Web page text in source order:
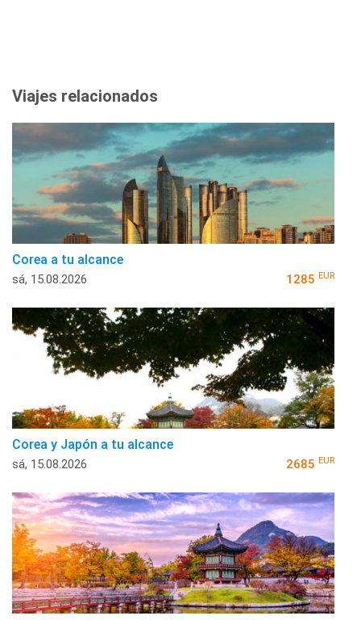
Viajes relacionados
Corea a tu alcance
sá, 15.08.2026 1285 EUR
Corea y Japón a tu alcance
sá, 15.08.2026 2685 EUR